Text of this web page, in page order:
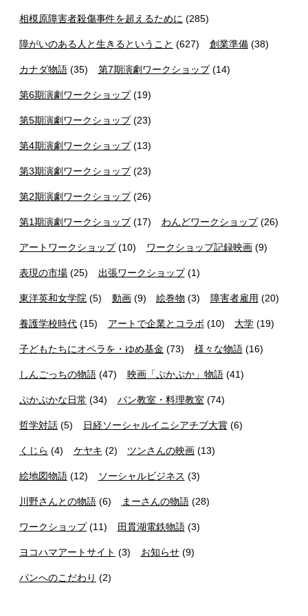
相模原障害者殺傷事件を超えるために (285)
障がいのある人と生きるということ (627) 創業準備(38)
カナダ物語 (35) 第7期演劇ワークショップ(14)
第6期演劇ワークショップ(19)
第5期演劇ワークショップ(23)
第4期演劇ワークショップ(13)
第3期演劇ワークショップ(23)
第2期演劇ワークショップ(26)
第1期演劇ワークショップ(17) わんどワークショップ(26)
アートワークショップ(10) ワークショップ記録映画(9)
表現の市場 (25) 出張ワークショップ(1)
東洋英和女学院 (5) 動画(9) 絵巻物 (3) 障害者雇用 (20)
養護学校時代 (15) アートで企業とコラボ (10) 大学 (19)
子どもたちにオペラを・ゆめ基金 (73) 様々な物語(16)
しんごっちの物語 (47) 映画「ぷかぷか」物語(41)
ぷかぷかな日常 (34) パン教室・料理教室 (74)
哲学対話 (5) 日経ソーシャルイニシアチブ大賞(6)
くじら (4) ケヤキ (2) ツンさんの映画 (13)
絵地図物語 (12) ソーシャルビジネス (3)
川野さんとの物語 (6) まーさんの物語(28)
ワークショップ(11) 田貫湖電鉄物語(3)
ヨコハマアートサイト (3) お知らせ(9)
パンへのこだわり (2)